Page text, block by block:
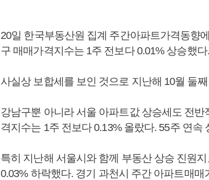
20일 한국부동산원 집계 주간아파트가격동향
구 매매가격지수는 1주 전보다 0.01% 상승했다.
사실상 보합세를 보인 것으로 지난해 10월 둘
강남구뿐 아니라 서울 아파트값 상승세도 전
격지수는 1주 전보다 0.13% 올랐다. 55주 연
특히 지난해 서울시와 함께 부동산 상승 진원
0.03% 하락했다. 경기 과천시 주간 아파트매